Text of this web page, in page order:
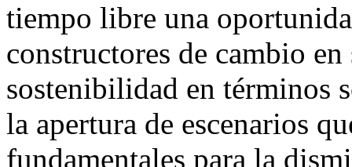
tiempo libre una
constructores de cambio
sostenibilidad en términos
la apertura de escenarios
fundamentales para la